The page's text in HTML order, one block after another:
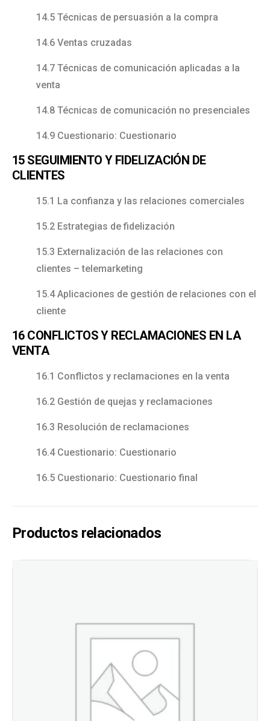
14.5 Técnicas de persuasión a la compra
14.6 Ventas cruzadas
14.7 Técnicas de comunicación aplicadas a la
venta
14.8 Técnicas de comunicación no presenciales
14.9 Cuestionario: Cuestionario
15 SEGUIMIENTO Y FIDELIZACIÓN DE
CLIENTES
15.1 La confianza y las relaciones comerciales
15.2 Estrategias de fidelización
15.3 Externalización de las relaciones con
clientes – telemarketing
15.4 Aplicaciones de gestión de relaciones con el
cliente
16 CONFLICTOS Y RECLAMACIONES EN LA
VENTA
16.1 Conflictos y reclamaciones en la venta
16.2 Gestión de quejas y reclamaciones
16.3 Resolución de reclamaciones
16.4 Cuestionario: Cuestionario
16.5 Cuestionario: Cuestionario final
Productos relacionados